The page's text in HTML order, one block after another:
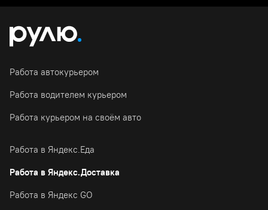
Работа автокурьером
Работа водителем курьером
Работа курьером на своём авто
Работа в Яндекс.Еда
Работа в Яндекс.Доставка
Работа в Яндекс GO